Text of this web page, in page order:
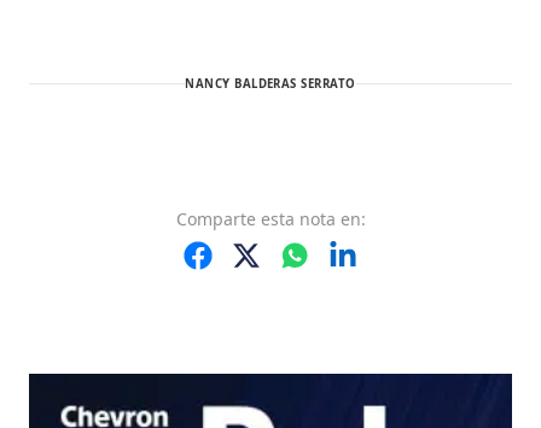
NANCY BALDERAS SERRATO
Comparte esta nota en: